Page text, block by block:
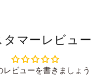
タマーレビュー
レビューを書きましょう